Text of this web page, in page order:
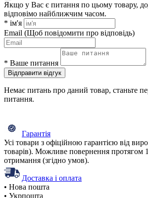
Якщо у Вас є питання по цьому товару,
відповімо найближчим часом.
* ім'я
Email (Щоб повідомити про відповідь)
* Ваше питання
Відправити відгук
Немає питань про даний товар, станьте
питання.
Гарантія
Усі товари з офіційною гарантією від
товарів). Можливе повернення протягом
отримання (згідно умов).
Доставка і оплата
• Нова пошта
• Укрпошта